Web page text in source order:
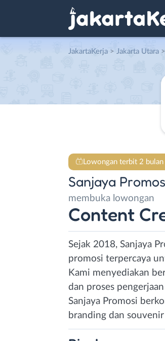
JakartaKerja > Jakarta Utara >
Lowongan terbit 2 bulan
Sanjaya
membuka lowongan
Content
Sejak 2018, Sanjaya
promosi terpercaya
Kami menyediakan
dan proses
Sanjaya Promosi
branding dan